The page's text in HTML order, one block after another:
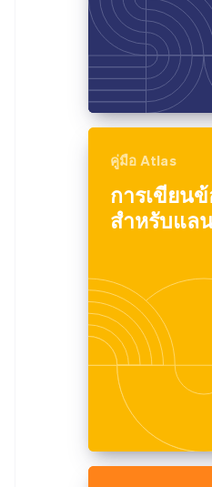
คู่มือ Atlas
การเขียน
สำหรับแล